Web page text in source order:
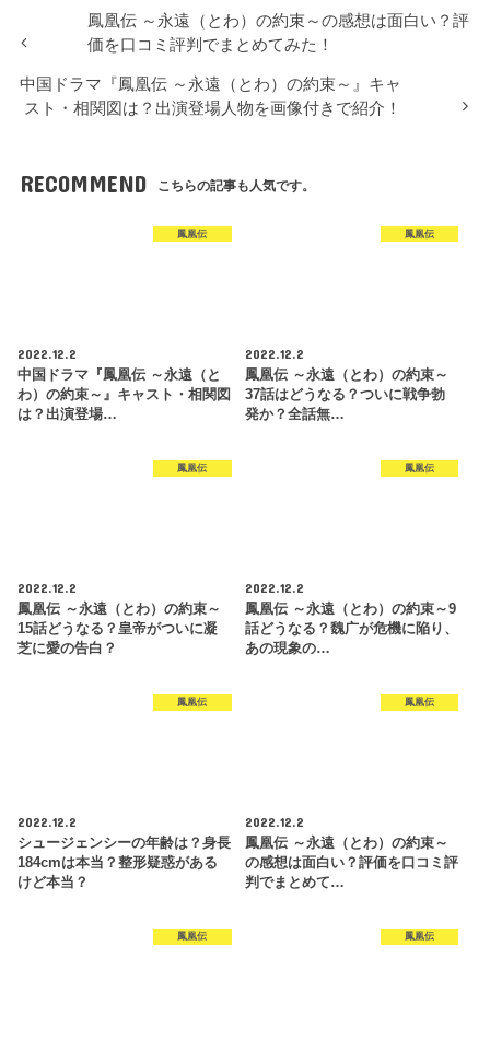
鳳凰伝 ～永遠（とわ）の約束～の感想は面白い？評
価を口コミ評判でまとめてみた！
中国ドラマ『鳳凰伝 ～永遠（とわ）の約束～』キャ
スト・相関図は？出演登場人物を画像付きで紹介！
RECOMMEND こちらの記事も人気です。
鳳凰伝
2022.12.2
中国ドラマ『鳳凰伝 ～永遠（と
わ）の約束～』キャスト・相関図
は？出演登場…
鳳凰伝
2022.12.2
鳳凰伝 ～永遠（とわ）の約束～
37話はどうなる？ついに戦争勃
発か？全話無…
鳳凰伝
2022.12.2
鳳凰伝 ～永遠（とわ）の約束～
15話どうなる？皇帝がついに凝
芝に愛の告白？
鳳凰伝
2022.12.2
鳳凰伝 ～永遠（とわ）の約束～9
話どうなる？魏广が危機に陥り、
あの現象の…
鳳凰伝
2022.12.2
シュージェンシーの年齢は？身長
184cmは本当？整形疑惑がある
けど本当？
鳳凰伝
2022.12.2
鳳凰伝 ～永遠（とわ）の約束～
の感想は面白い？評価を口コミ評
判でまとめて…
鳳凰伝 鳳凰伝